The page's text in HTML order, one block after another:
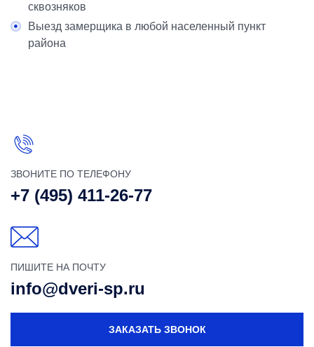
сквозняков
Выезд замерщика в любой населенный пункт
района
ЗВОНИТЕ ПО ТЕЛЕФОНУ
+7 (495) 411-26-77
ПИШИТЕ НА ПОЧТУ
info@dveri-sp.ru
ЗАКАЗАТЬ ЗВОНОК